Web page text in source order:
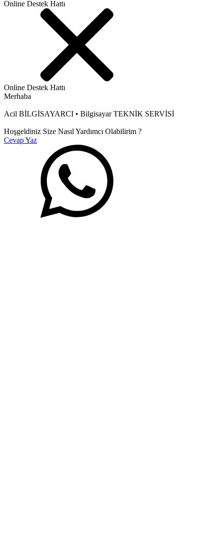
Online Destek Hattı
Online Destek Hattı
Merhaba
Acil BİLGİSAYARCI • Bilgisayar TEKNİK SERVİSİ
Hoşgeldiniz Size Nasıl Yardımcı Olabilirim ?
Cevap Yaz